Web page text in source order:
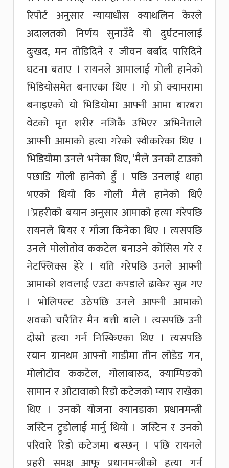
रिपोर्ट अनुसार न्यायाधीस क्याथलिन केरले
अदालतको निर्णय सुनाउँदै यो दुर्घटनालाई
दुःखद, मन तोडिदिने र जीवन बर्बाद पारिदिने
घटना बताए । रायनले आमालाई गोली हानेको
भिडियोसमेत बनाएका थिए । गो प्रो क्यामरामा
बनाइएको यो भिडियोमा आफ्नी आमा बारबरा
वेटको मृत शरीर नजिकै उभिएर अभिनेताले
आफ्नी आमाको हत्या गरेको स्वीकारेका थिए ।
भिडियोमा उनले भनेका थिए, ‘मैले उनको टाउको
पछाडि गोली हानेको हुँ । पछि उनलाई थाहा
भएको थियो कि गोली मैले हानेको थिएँ
।’प्रहरीको बयान अनुसार आमाको हत्या गरेपछि
रायनले बियर र गाँजा किनेका थिए । त्यसपछि
उनले मोलोतोव ककटेल बनाउने कोसिस गरे र
नेटफ्लिक्स हेरे । यति गरेपछि उनले आफ्नी
आमाको शवलाई एउटा कपडाले ढाकेर सुत्न गए
। भोलिपल्ट उठेपछि उनले आफ्नी आमाको
शवको चारैतिर मैन बत्ती बाले । त्यसपछि उनी
दोस्रो हत्या गर्न निस्किएका थिए । त्यसपछि
रयान ग्रानथम आफ्नो गाडीमा तीन लोडेड गन,
मोलोटोव ककटेल, गोलाबारुद, क्याम्पिङको
सामान र ओटावाको रिडो कटेजको म्याप राखेका
थिए । उनको योजना क्यानडाका प्रधानमन्त्री
जस्टिन ट्रुडोलाई मार्नु थियो । जस्टिन र उनको
परिवारे रिडो कटेजमा बस्छन् । पछि रायनले
प्रहरी समक्ष आफू प्रधानमन्त्रीको हत्या गर्न